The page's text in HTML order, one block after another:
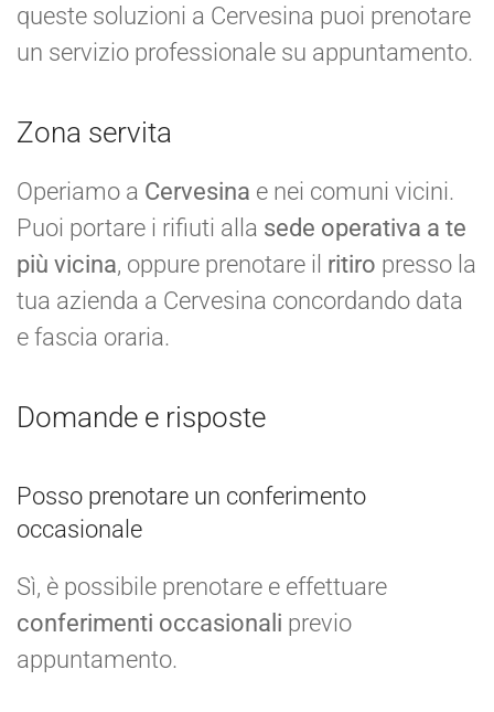
queste soluzioni a Cervesina puoi prenotare
un servizio professionale su appuntamento.
Zona servita
Operiamo a Cervesina e nei comuni vicini.
Puoi portare i rifiuti alla sede operativa a te
più vicina, oppure prenotare il ritiro presso la
tua azienda a Cervesina concordando data
e fascia oraria.
Domande e risposte
Posso prenotare un conferimento
occasionale
Sì, è possibile prenotare e effettuare
conferimenti occasionali previo
appuntamento.